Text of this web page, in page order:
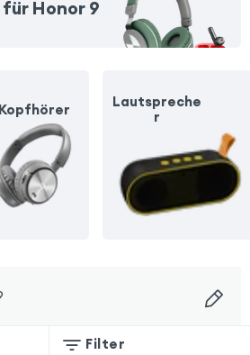
Honor 9
Kopfhörer
Lautspreche
r
Filter